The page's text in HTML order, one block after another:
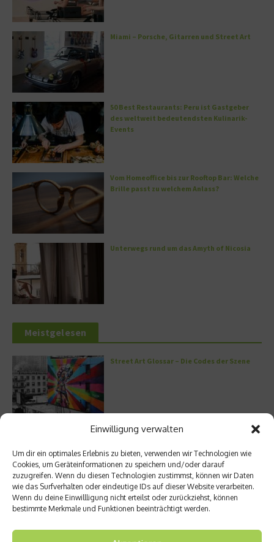
Einwilligung verwalten
Um dir ein optimales Erlebnis zu bieten, verwenden wir Technologien wie
Cookies, um Geräteinformationen zu speichern und/oder darauf
zuzugreifen. Wenn du diesen Technologien zustimmst, können wir Daten
wie das Surfverhalten oder eindeutige IDs auf dieser Website verarbeiten.
Wenn du deine Einwillligung nicht erteilst oder zurückziehst, können
bestimmte Merkmale und Funktionen beeinträchtigt werden.
Miami – Porsche, Gitarren und Street Art
50 Best Restaurants: Peru ist Gastgeber
des weltweit bedeutendsten Kulinarik-
Events
Vom Homeoffice bis zur Rooftop Bar: Welche
Brille passt zu welchem Anlass?
Unterwegs rund um das Amyth of Nicosia
Meistgelesen
Street Art Glossar – Die Codes der Szene
Architektur: Verrückte Häuser
Kann man Hunde vegan ernähren?